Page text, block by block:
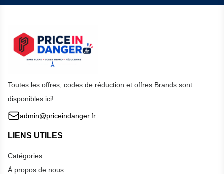
Toutes les offres, codes de réduction et offres Brands sont
disponibles ici!
admin@priceindanger.fr
LIENS UTILES
Catégories
À propos de nous